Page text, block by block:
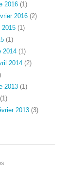
2016 (1)
2016 (2)
2015 (1)
(1)
2014 (1)
2014 (2)
2013 (1)
(1)
2013 (3)